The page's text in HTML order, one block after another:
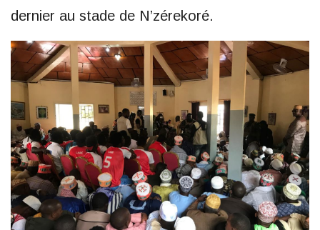
dernier au stade de N’zérekoré.